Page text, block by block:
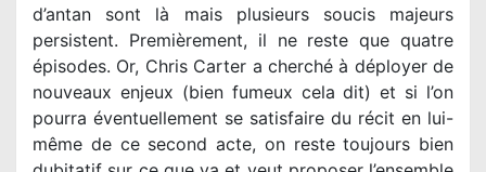
d’antan sont là mais plusieurs soucis majeurs
persistent. Premièrement, il ne reste que quatre
épisodes. Or, Chris Carter a cherché à déployer de
nouveaux enjeux (bien fumeux cela dit) et si l’on
pourra éventuellement se satisfaire du récit en lui-
même de ce second acte, on reste toujours bien